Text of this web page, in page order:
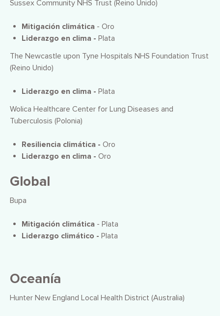
Sussex Community NHS Trust (Reino Unido)
Mitigación climática - Oro
Liderazgo en clima - Plata
The Newcastle upon Tyne Hospitals NHS Foundation Trust
(Reino Unido)
Liderazgo en clima - Plata
Wolica Healthcare Center for Lung Diseases and
Tuberculosis (Polonia)
Resiliencia climática - Oro
Liderazgo en clima - Oro
Global
Bupa
Mitigación climática - Plata
Liderazgo climático - Plata
Oceanía
Hunter New England Local Health District (Australia)